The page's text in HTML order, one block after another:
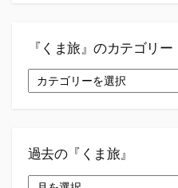
『くま旅』のカテゴリー
『く
ま
テ
過去の『くま旅』